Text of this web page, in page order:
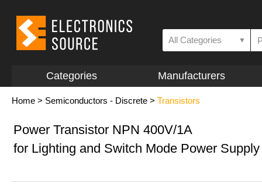
All Categories ▼
Categories Manufacturers
Home > Semiconductors - Discrete > Transistors
Power Transistor NPN 400V/1A
for Lighting and Switch Mode Power Supply